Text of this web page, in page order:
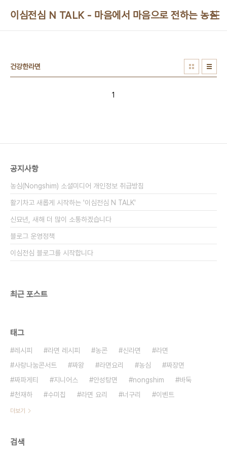
이심전심 N TALK - 마음에서 마음으로 전하는 농심
건강한라면
1
공지사항
농심(Nongshim) 소셜미디어 개인정보 취급방침
활기차고 새롭게 시작하는 '이심전심 N TALK'
신묘년, 새해 더 많이 소통하겠습니다
블로그 운영정책
이심전심 블로그를 시작합니다
최근 포스트
태그
레시피 라면 레시피 농콘 신라면
라면
사랑나눔콘서트
짜왕 라면요리 농심
짜장면
짜파게티
지니어스 안성탕면 nongshim
바둑
천재하
수미칩 라면 요리 너구리 이벤트
더보기
검색